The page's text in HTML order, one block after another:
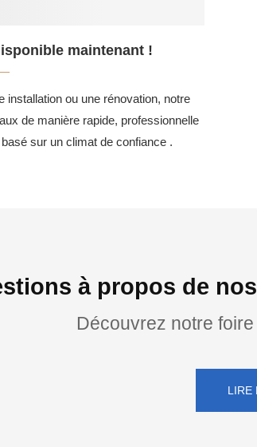
maintenant !
ou une rénovation, notre
de manière rapide, professionnelle
sur un climat de confiance .
à propos de
Découvrez notre
LIRE